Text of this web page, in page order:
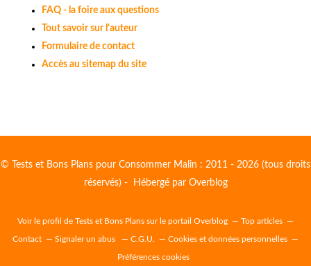
FAQ - la foire aux questions
Tout savoir sur l'auteur
Formulaire de contact
Accès au sitemap du site
© Tests et Bons Plans pour Consommer Malin : 2011 - 2026 (tous droits
réservés) - Hébergé par Overblog
Voir le profil de Tests et Bons Plans sur le portail Overblog Top articles
Contact Signaler un abus C.G.U. Cookies et données personnelles
Préférences cookies